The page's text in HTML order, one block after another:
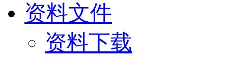
资料文件
资料下载